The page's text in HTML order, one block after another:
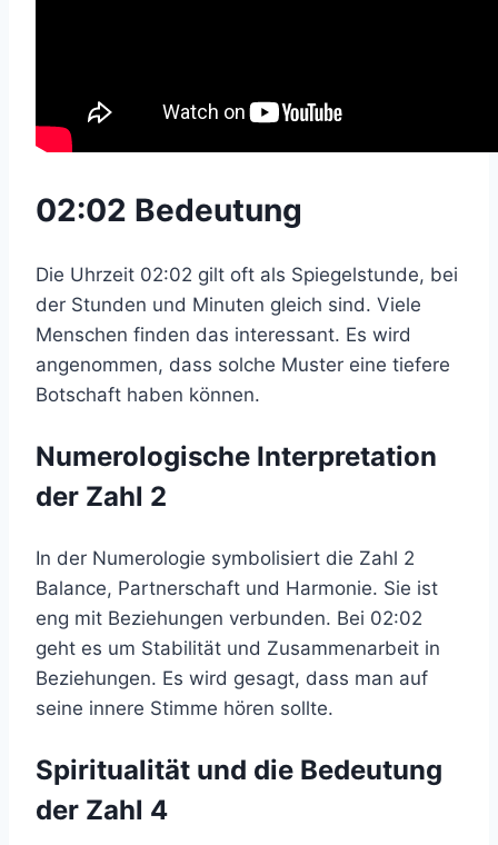
02:02 Bedeutung
Die Uhrzeit 02:02 gilt oft als Spiegelstunde, bei
der Stunden und Minuten gleich sind. Viele
Menschen finden das interessant. Es wird
angenommen, dass solche Muster eine tiefere
Botschaft haben können.
Numerologische Interpretation
der Zahl 2
In der Numerologie symbolisiert die Zahl 2
Balance, Partnerschaft und Harmonie. Sie ist
eng mit Beziehungen verbunden. Bei 02:02
geht es um Stabilität und Zusammenarbeit in
Beziehungen. Es wird gesagt, dass man auf
seine innere Stimme hören sollte.
Spiritualität und die Bedeutung
der Zahl 4